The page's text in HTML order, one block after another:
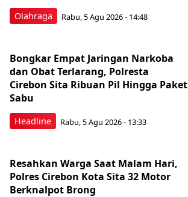
Olahraga Rabu, 5 Agu 2026 - 14:48
Headline
Bongkar Empat Jaringan Narkoba
dan Obat Terlarang, Polresta
Cirebon Sita Ribuan Pil Hingga Paket
Sabu
Rabu, 5 Agu 2026 - 13:33
Resahkan Warga Saat Malam Hari,
Polres Cirebon Kota Sita 32 Motor
Berknalpot Brong